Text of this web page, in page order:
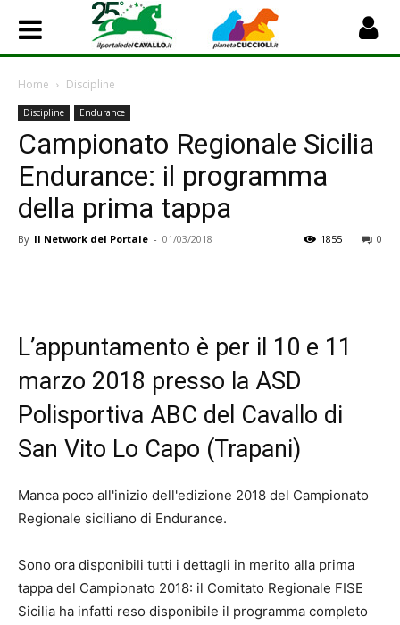
Home Discipline
Discipline Endurance
Campionato Regionale Sicilia
Endurance: il programma
della prima tappa
By Il Network del Portale - 01/03/2018 0
1855
L’appuntamento è per il 10 e 11
marzo 2018 presso la ASD
Polisportiva ABC del Cavallo di
San Vito Lo Capo (Trapani)
Manca poco all'inizio dell'edizione 2018 del Campionato
Regionale siciliano di Endurance.
Sono ora disponibili tutti i dettagli in merito alla prima
tappa del Campionato 2018: il Comitato Regionale FISE
Sicilia ha infatti reso disponibile il programma completo